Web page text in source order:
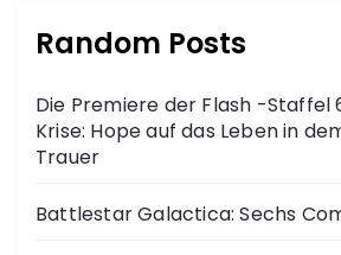
Random Posts
Die Premiere der Flash -Staffel
Krise: Hope auf das Leben in
Trauer
Battlestar Galactica: Sechs